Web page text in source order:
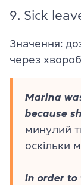
9. Sick
Значення:
через
Marina
because
минулий
оскільки
In order to